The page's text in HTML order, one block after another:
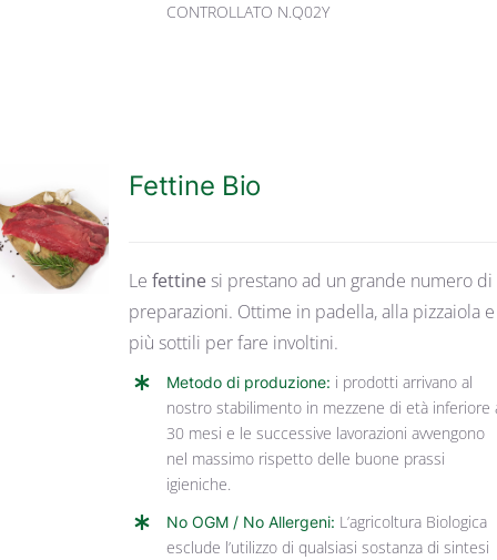
CONTROLLATO N.Q02Y
DETTAGLI
Fettine Bio
Lefettine si prestano ad un grande numero di
preparazioni. Ottime in padella, alla pizzaiola e
più sottili per fare involtini.
Metodo di produzione: i prodotti arrivano al
nostro stabilimento in mezzene di età inferiore
30 mesi e le successive lavorazioni avvengono
nel massimo rispetto delle buone prassi
igieniche.
No OGM / No Allergeni: L’agricoltura Biologica
esclude l’utilizzo di qualsiasi sostanza di sintesi